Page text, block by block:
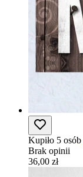
Kupiło 5 osób
Brak opinii
36,00 zł